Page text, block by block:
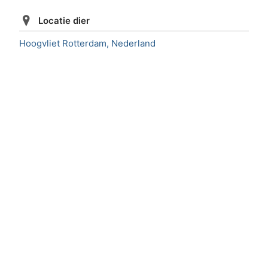
Locatie dier
Hoogvliet Rotterdam, Nederland